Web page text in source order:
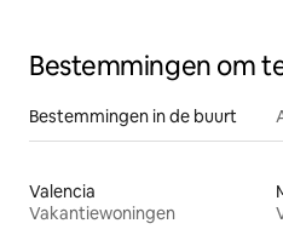
Bestemmingen om
Bestemmingen in de buurt
Valencia
Vakantiewoningen